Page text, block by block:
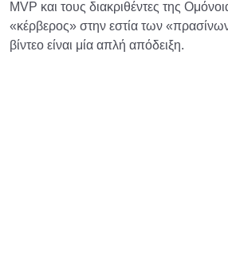
MVP και τους διακριθέντες της
«κέρβερος» στην εστία των
βίντεο είναι μία απλή απόδειξη.